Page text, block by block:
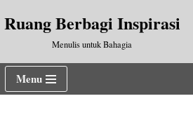
Ruang Berbagi Inspirasi
Menulis untuk Bahagia
Menu